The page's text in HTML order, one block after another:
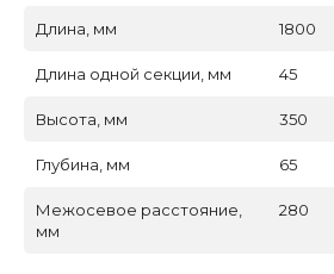
Длина, мм 1800
Длина одной секции, мм 45
Высота, мм 350
Глубина, мм 65
Межосевое расстояние,
мм
280